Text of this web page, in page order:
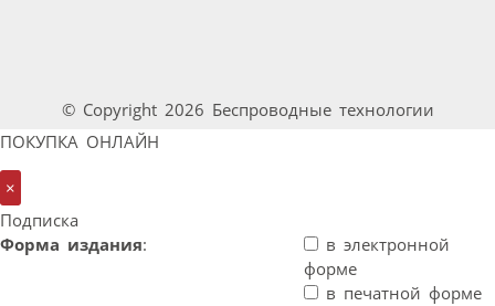
© Copyright 2026 Беспроводные технологии
ПОКУПКА ОНЛАЙН
×
Подписка
Форма издания:
в электронной
форме
в печатной форме